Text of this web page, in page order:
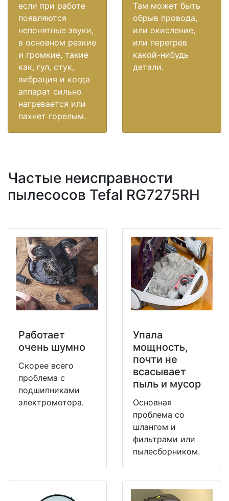
если при работе
появляются
непонятные звуки,
в основном резкие
и громкие, такие
как, гул, стук,
вибрация и когда
аппарат сильно
нагревается или
пахнет горелым.
Там может быть
обрыв провода,
или окисление,
или перегрев
какой-нибудь
детали.
Частые неисправности
пылесосов Tefal RG7275RH
Работает
очень шумно
Скорее всего
проблема с
подшипниками
электромотора.
Упала
мощность,
почти не
всасывает
пыль и мусор
Основная
проблема со
шлангом и
фильтрами или
пылесборником.